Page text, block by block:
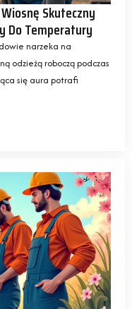
Skuteczny
Do Temperatury
narzeka na
odzieżą roboczą podczas
się aura potrafi